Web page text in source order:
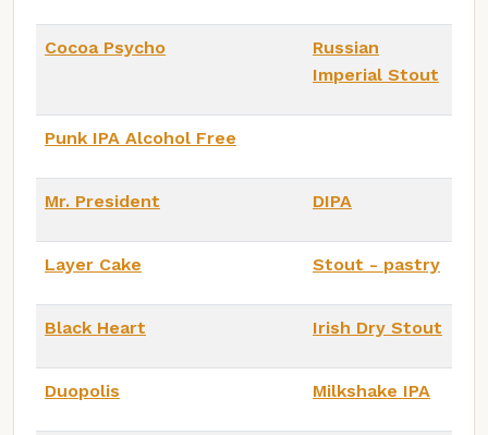
Cocoa Psycho
Russian
Imperial Stout
Punk IPA Alcohol Free
Mr. President DIPA
Layer Cake Stout - pastry
Black Heart Irish Dry Stout
Duopolis Milkshake IPA